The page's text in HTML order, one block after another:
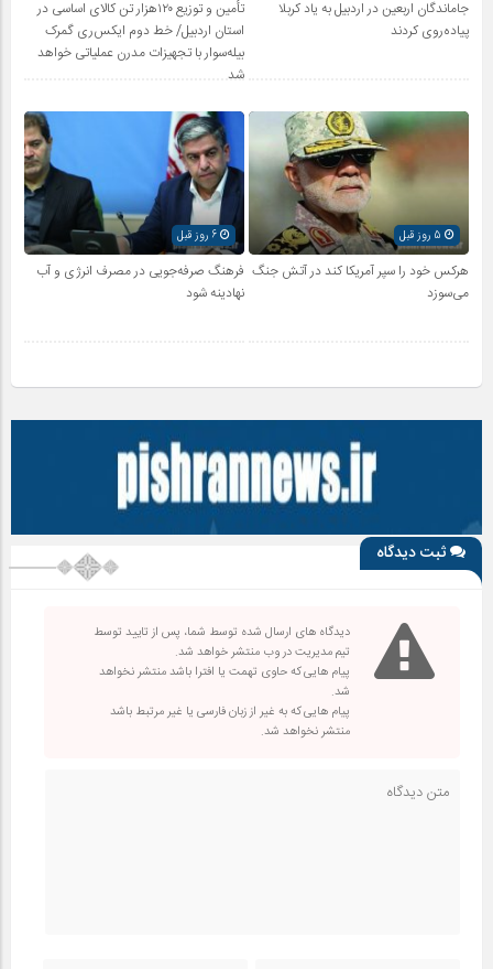
جاماندگان اربعین در اردبیل به یاد کربلا
پیاده‌روی کردند
تأمین و توزیع ۱۲۰هزار تن کالای اساسی در
استان اردبیل/ خط دوم ایکس‌ری گمرک
بیله‌سوار با تجهیزات مدرن عملیاتی خواهد
شد
هرکس خود را سپر آمریکا کند در آتش جنگ
می‌سوزد
فرهنگ صرفه‌جویی در مصرف انرژی و آب
نهادینه شود
ثبت دیدگاه
دیدگاه های ارسال شده توسط شما، پس از تایید توسط
تیم مدیریت در وب منتشر خواهد شد.
پیام هایی که حاوی تهمت یا افترا باشد منتشر نخواهد
شد.
پیام هایی که به غیر از زبان فارسی یا غیر مرتبط باشد
منتشر نخواهد شد.